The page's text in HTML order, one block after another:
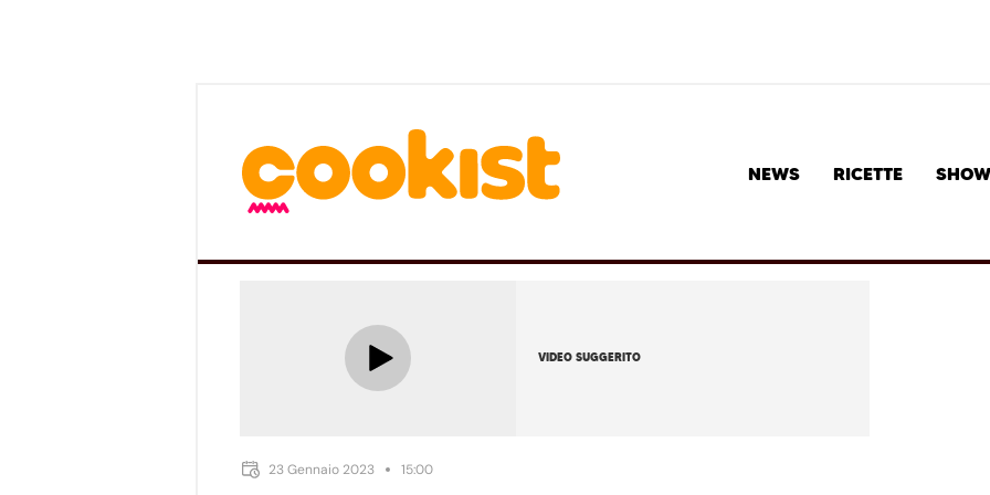
NEWS RICETTE SHOW
VIDEO SUGGERITO
23 Gennaio 2023 15:00